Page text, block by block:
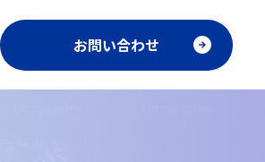
お問い合わせ